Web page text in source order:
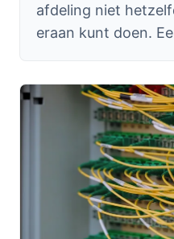
afdeling niet
eraan kunt doen.